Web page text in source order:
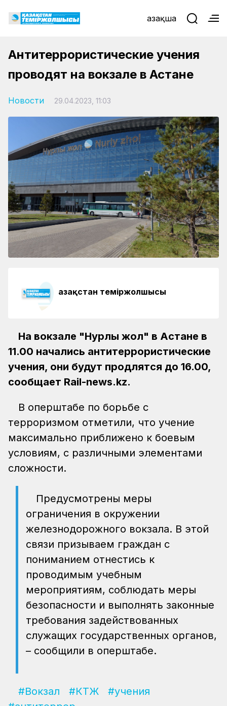
Қазақша
Антитеррористические учения
проводят на вокзале в Астане
Новости 29.04.2023, 11:03
Қазақстан теміржолшысы
На вокзале "Нурлы жол" в Астане в
11.00 начались антитеррористические
учения, они будут продлятся до 16.00,
сообщает Rail-news.kz.
В оперштабе по борьбе с
терроризмом отметили, что учение
максимально приближено к боевым
условиям, с различными элементами
сложности.
Предусмотрены меры
ограничения в окружении
железнодорожного вокзала. В этой
связи призываем граждан с
пониманием отнестись к
проводимым учебным
мероприятиям, соблюдать меры
безопасности и выполнять законные
требования задействованных
служащих государственных органов,
– сообщили в оперштабе.
#Вокзал #КТЖ
#учения